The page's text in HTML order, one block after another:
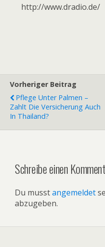
http://www.dradio.de/
Vorheriger Beitrag
Pflege Unter Palmen –
Zahlt Die Versicherung Auch
In Thai­land?
Schreibe einen
Du musstangemeldet
abzugeben.